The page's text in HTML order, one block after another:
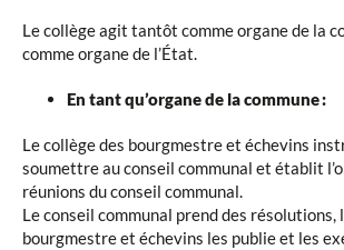
Le collège agit tantôt comme organe de la
comme organe de l’État.
En tant qu’organe de la commune :
Le collège des bourgmestre et échevins
soumettre au conseil communal et établit
réunions du conseil communal.
Le conseil communal prend des résolutions,
bourgmestre et échevins les publie et les